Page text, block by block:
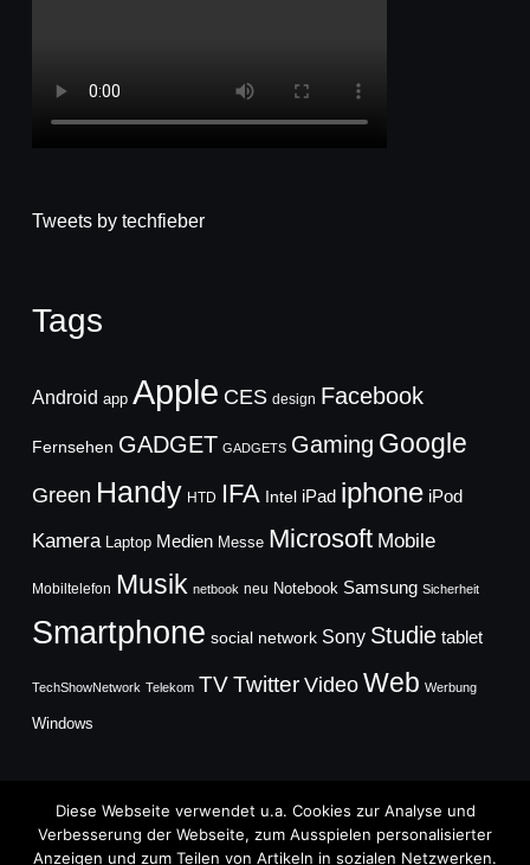
Tweets by techfieber
Tags
Android app Apple CES design Facebook
Fernsehen GADGET GADGETS Gaming Google
Green Handy HTD IFA Intel iPad iphone iPod
Kamera Laptop Medien Messe Microsoft Mobile
Mobiltelefon Musik netbook neu Notebook Samsung Sicherheit
Smartphone social network Sony Studie tablet
TechShowNetwork Telekom TVTwitter Video Web Werbung
Windows
Copyright © 2026
Diese Webseite verwendet u.a. Cookies zur Analyse und
Verbesserung der Webseite, zum Ausspielen personalisierter
Anzeigen und zum Teilen von Artikeln in sozialen Netzwerken.